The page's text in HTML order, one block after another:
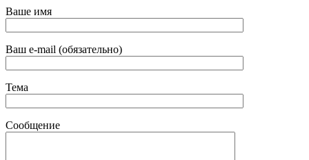
Ваше имя
Ваш e-mail (обязательно)
Тема
Сообщение